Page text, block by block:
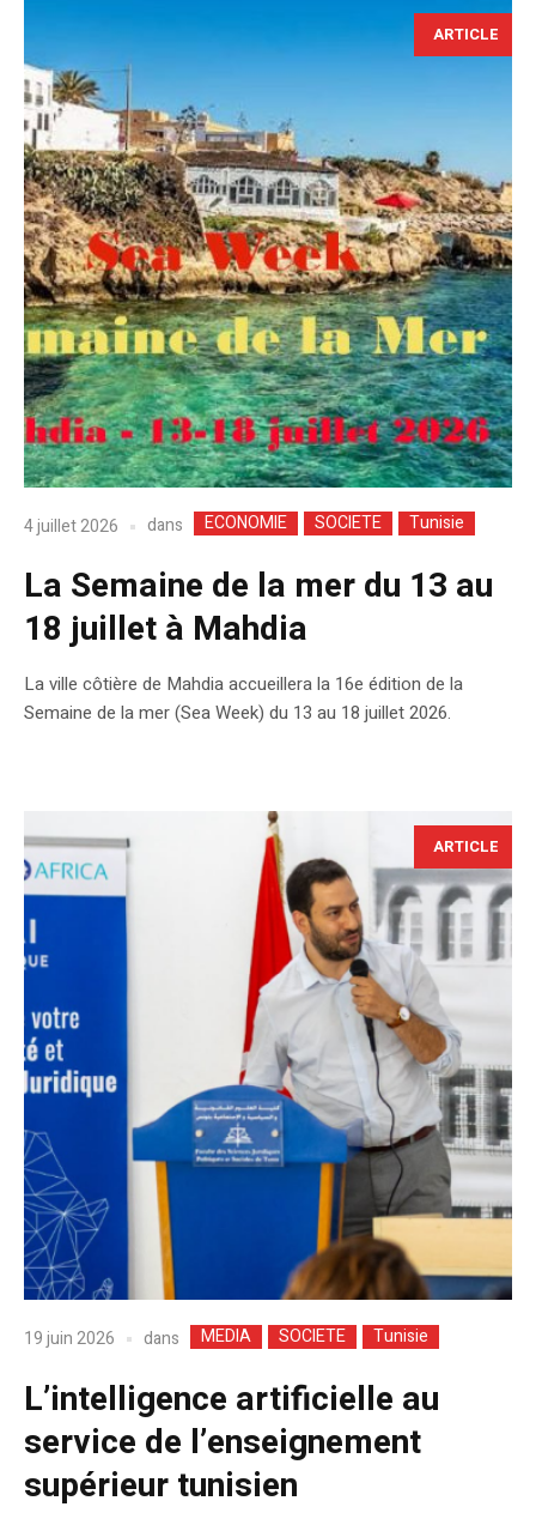
ARTICLE
4 juillet 2026 dans ECONOMIE SOCIETE Tunisie
La Semaine de la mer du 13 au
18 juillet à Mahdia
La ville côtière de Mahdia accueillera la 16e édition de la
Semaine de la mer (Sea Week) du 13 au 18 juillet 2026.
ARTICLE
19 juin 2026 dans MEDIA SOCIETE Tunisie
L’intelligence artificielle au
service de l’enseignement
supérieur tunisien